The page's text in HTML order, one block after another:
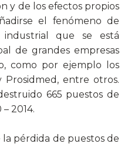
y de los efectos propios
el fenómeno de
industrial que se está
de grandes empresas
como por ejemplo los
Prosidmed, entre otros.
665 puestos de
2014.
la pérdida de puestos de